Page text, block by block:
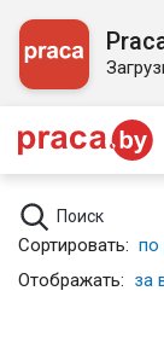
Поиск
Сортировать: по
Отображать: за